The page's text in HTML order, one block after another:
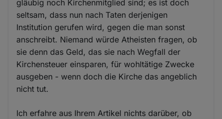
gläubig noch Kirchenmitglied sind; es ist doch
seltsam, dass nun nach Taten derjenigen
Institution gerufen wird, gegen die man sonst
anschreibt. Niemand würde Atheisten fragen, ob
sie denn das Geld, das sie nach Wegfall der
Kirchensteuer einsparen, für wohltätige Zwecke
ausgeben - wenn doch die Kirche das angeblich
nicht tut.
Ich erfahre aus Ihrem Artikel nichts darüber, ob